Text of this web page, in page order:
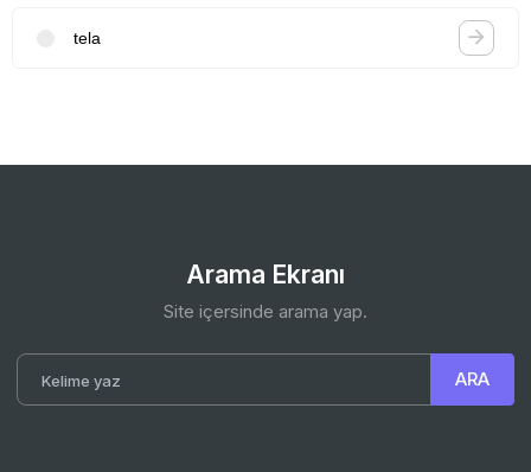
tela
Arama Ekranı
Site içersinde arama yap.